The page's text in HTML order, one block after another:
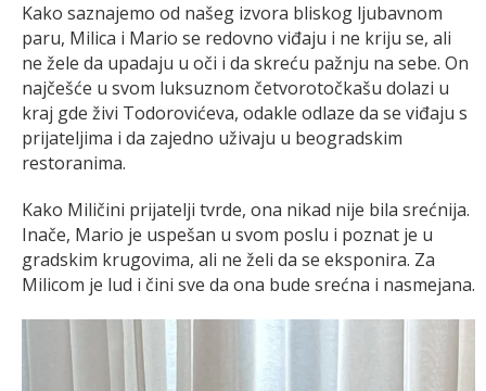
Kako saznajemo od našeg izvora bliskog ljubavnom
paru, Milica i Mario se redovno viđaju i ne kriju se, ali
ne žele da upadaju u oči i da skreću pažnju na sebe. On
najčešće u svom luksuznom četvorotočkašu dolazi u
kraj gde živi Todorovićeva, odakle odlaze da se viđaju s
prijateljima i da zajedno uživaju u beogradskim
restoranima.
Kako Miličini prijatelji tvrde, ona nikad nije bila srećnija.
Inače, Mario je uspešan u svom poslu i poznat je u
gradskim krugovima, ali ne želi da se eksponira. Za
Milicom je lud i čini sve da ona bude srećna i nasmejana.